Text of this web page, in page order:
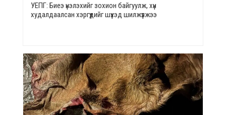
УЕПГ: Биеэ үнэлэхийг зохион байгуулж, хүн
худалдаалсан хэргүүдийг шүүхэд шилжүүлжээ